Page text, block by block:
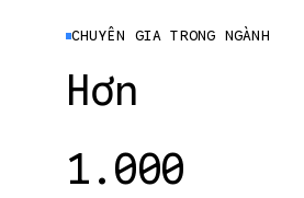
CHUYÊN GIA TRONG NGÀNH
Hơn
1.000